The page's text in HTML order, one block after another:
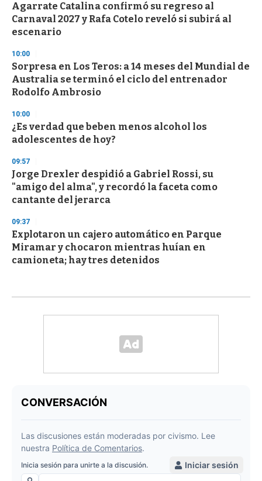
Agarrate Catalina confirmó su regreso al
Carnaval 2027 y Rafa Cotelo reveló si subirá al
escenario
10:00
Sorpresa en Los Teros: a 14 meses del Mundial de
Australia se terminó el ciclo del entrenador
Rodolfo Ambrosio
10:00
¿Es verdad que beben menos alcohol los
adolescentes de hoy?
09:57
Jorge Drexler despidió a Gabriel Rossi, su
"amigo del alma", y recordó la faceta como
cantante del jerarca
09:37
Explotaron un cajero automático en Parque
Miramar y chocaron mientras huían en
camioneta; hay tres detenidos